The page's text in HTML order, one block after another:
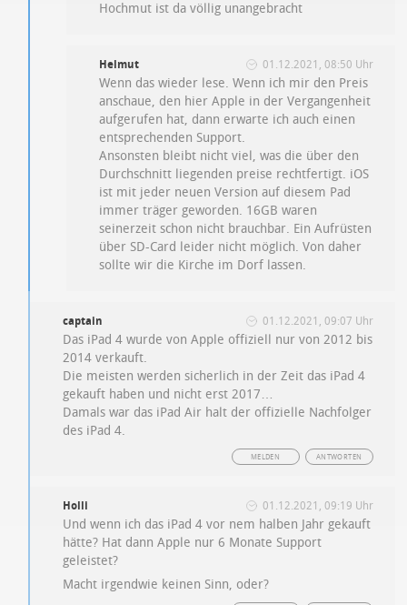
Hochmut ist da völlig unangebracht
Helmut 01.12.2021, 08:50 Uhr
Wenn das wieder lese. Wenn ich mir den Preis
anschaue, den hier Apple in der Vergangenheit
aufgerufen hat, dann erwarte ich auch einen
entsprechenden Support.
Ansonsten bleibt nicht viel, was die über den
Durchschnitt liegenden preise rechtfertigt. iOS
ist mit jeder neuen Version auf diesem Pad
immer träger geworden. 16GB waren
seinerzeit schon nicht brauchbar. Ein Aufrüsten
über SD-Card leider nicht möglich. Von daher
sollte wir die Kirche im Dorf lassen.
captain 01.12.2021, 09:07 Uhr
Das iPad 4 wurde von Apple offiziell nur von 2012 bis
2014 verkauft.
Die meisten werden sicherlich in der Zeit das iPad 4
gekauft haben und nicht erst 2017…
Damals war das iPad Air halt der offizielle Nachfolger
des iPad 4.
ANTWORTEN
MELDEN
Holli 01.12.2021, 09:19 Uhr
Und wenn ich das iPad 4 vor nem halben Jahr gekauft
hätte? Hat dann Apple nur 6 Monate Support
geleistet?
Macht irgendwie keinen Sinn, oder?